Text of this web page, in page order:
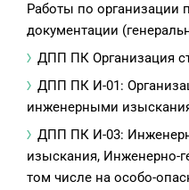
Работы по организации
документации
ДПП ПК Организация
ДПП ПК И-01:
инженерными
ДПП ПК И-03:
изыскания, Инженерно-
том числе на особо-